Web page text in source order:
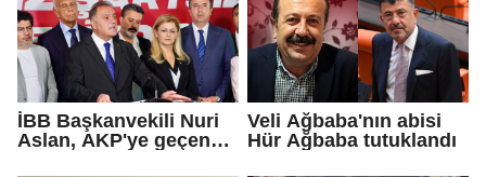
İBB Başkanvekili Nuri
Aslan, AKP'ye geçen
Veli Ağbaba'nın abisi
Hür Ağbaba tutuklandı